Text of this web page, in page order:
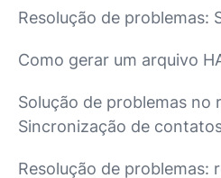
Resolução de problemas:
Como gerar um arquivo
Solução de problemas no
Sincronização de
Resolução de problemas: